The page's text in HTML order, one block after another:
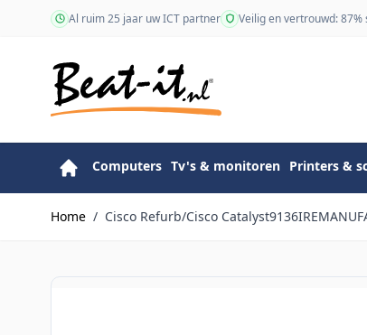
Ga naar de inhoudAl ruim 25 jaar uw ICT partner Veilig en vertrouwd:
Computers Tv's & monitoren Printers &
Home / Cisco Refurb/Cisco